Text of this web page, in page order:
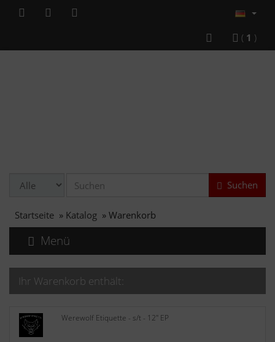
( 1 )
Suchen
Startseite » Katalog » Warenkorb
Menü
Ihr Warenkorb enthält:
Werewolf Etiquette - s/t - 12" EP